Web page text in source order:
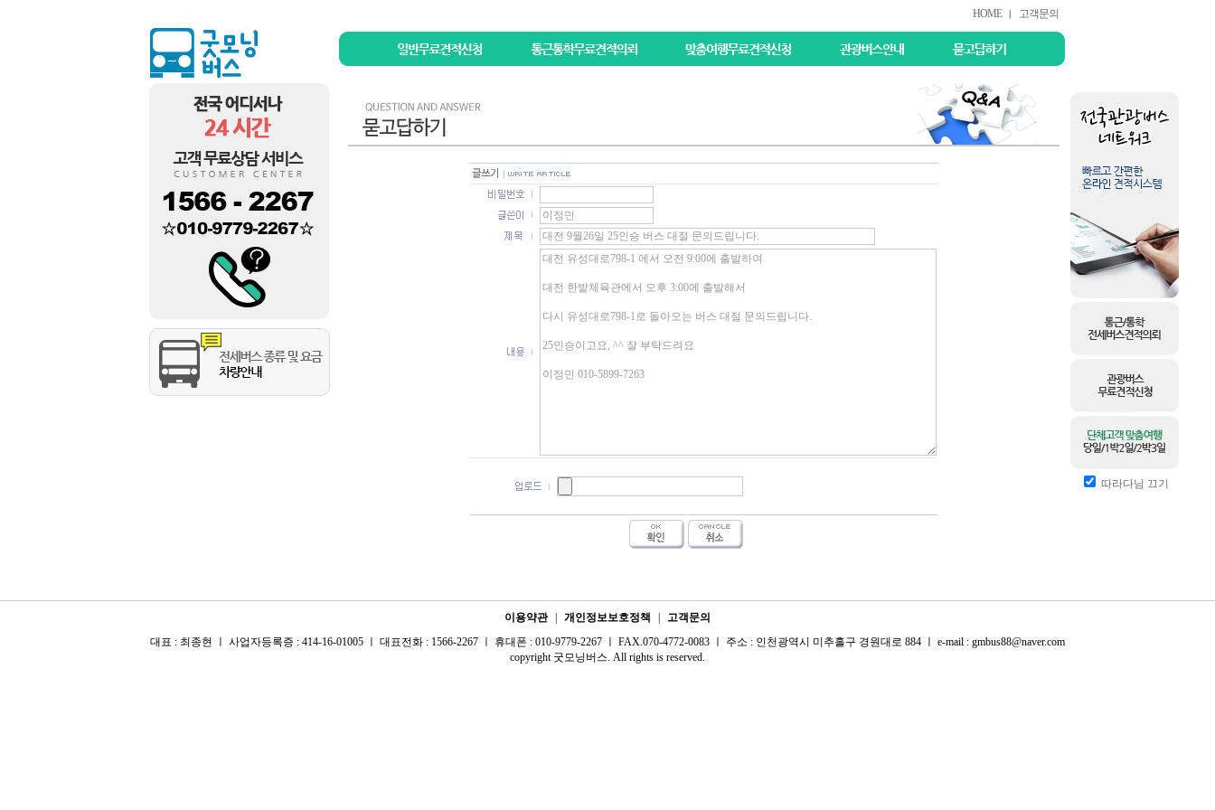
HOME | 고객문의
따라다님 끄기
이용약관 개인정보보호정책
고객문의
대표 : 최종현 ㅣ 사업자등록증 : 414-16-01005 ㅣ 대표전화 : 1566-2267 ㅣ 휴대폰 : 010-9779-2267 ㅣ FAX.070-4772-0083 ㅣ 주소 : 인천광역시 미추홀구 경원대로 884 ㅣ e-mail : gmbus88@naver.com
copyright 굿모닝버스. All rights is reserved.